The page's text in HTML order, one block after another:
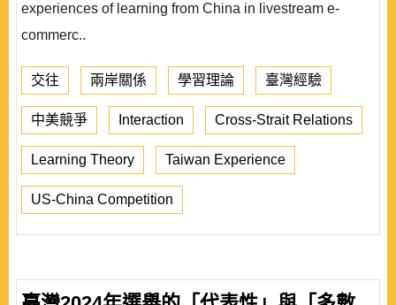
experiences of learning from China in livestream e-
commerc..
交往 兩岸關係 學習理論 臺灣經驗
中美競爭 Interaction Cross-Strait Relations
Learning Theory Taiwan Experience
US-China Competition